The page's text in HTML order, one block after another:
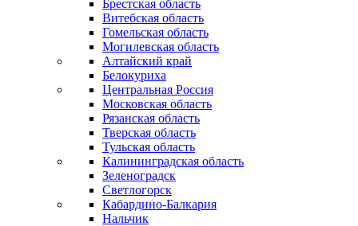
Брестская область
Витебская область
Гомельская область
Могилевская область
Алтайский край
Белокуриха
Центральная Россия
Московская область
Рязанская область
Тверская область
Тульская область
Калининградская область
Зеленоградск
Светлогорск
Кабардино-Балкария
Нальчик